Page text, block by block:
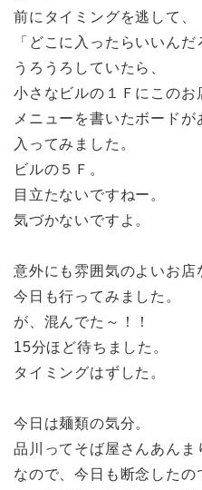
前にタイミングを逃して、
「どこに入ったらいいんだ
うろうろしていたら、
小さなビルの１Ｆにこのお
メニューを書いたボードが
入ってみました。
ビルの５Ｆ。
目立たないですねー。
気づかないですよ。
意外にも雰囲気のよいお店
今日も行ってみました。
が、混んでた～！！
15分ほど待ちました。
タイミングはずした。
今日は麺類の気分。
品川ってそば屋さんあんま
なので、今日も断念したの